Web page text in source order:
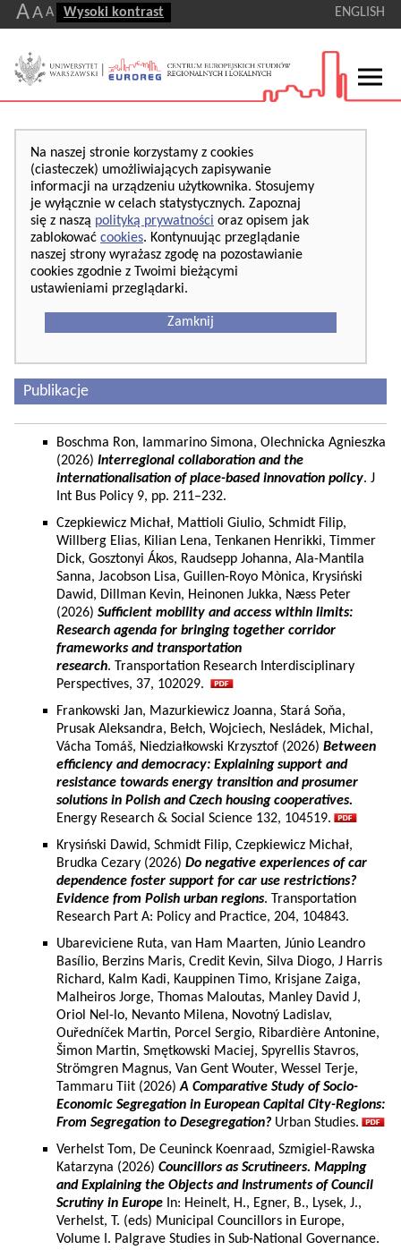
AA A Wysoki kontrast ENGLISH
Na naszej stronie korzystamy z cookies
(ciasteczek) umożliwiających zapisywanie
informacji na urządzeniu użytkownika. Stosujemy
je wyłącznie w celach statystycznych. Zapoznaj
się z naszą polityką prywatności oraz opisem jak
zablokować cookies. Kontynuując przeglądanie
naszej strony wyrażasz zgodę na pozostawianie
cookies zgodnie z Twoimi bieżącymi
ustawieniami przeglądarki.
Zamknij
Publikacje
Boschma Ron, Iammarino Simona, Olechnicka Agnieszka
(2026) Interregional collaboration and the
internationalisation of place-based innovation policy. J
Int Bus Policy 9, pp. 211–232.
Czepkiewicz Michał, Mattioli Giulio, Schmidt Filip,
Willberg Elias, Kilian Lena, Tenkanen Henrikki, Timmer
Dick, Gosztonyi Ákos, Raudsepp Johanna, Ala-Mantila
Sanna, Jacobson Lisa, Guillen-Royo Mònica, Krysiński
Dawid, Dillman Kevin, Heinonen Jukka, Næss Peter
(2026) Sufficient mobility and access within limits:
Research agenda for bringing together corridor
frameworks and transportation
research. Transportation Research Interdisciplinary
Perspectives, 37, 102029.
Frankowski Jan, Mazurkiewicz Joanna, Stará Soňa,
Prusak Aleksandra, Bełch, Wojciech, Nesládek, Michal,
Vácha Tomáš, Niedziałkowski Krzysztof (2026) Between
efficiency and democracy: Explaining support and
resistance towards energy transition and prosumer
solutions in Polish and Czech housing cooperatives.
Energy Research & Social Science 132, 104519.
Krysiński Dawid, Schmidt Filip, Czepkiewicz Michał,
Brudka Cezary (2026) Do negative experiences of car
dependence foster support for car use restrictions?
Evidence from Polish urban regions. Transportation
Research Part A: Policy and Practice, 204, 104843.
Ubareviciene Ruta, van Ham Maarten, Júnio Leandro
Basílio, Berzins Maris, Credit Kevin, Silva Diogo, J Harris
Richard, Kalm Kadi, Kauppinen Timo, Krisjane Zaiga,
Malheiros Jorge, Thomas Maloutas, Manley David J,
Oriol Nel-lo, Nevanto Milena, Novotný Ladislav,
Ouředníček Martin, Porcel Sergio, Ribardière Antonine,
Šimon Martin, Smętkowski Maciej, Spyrellis Stavros,
Strömgren Magnus, Van Gent Wouter, Wessel Terje,
Tammaru Tiit (2026)A Comparative Study of Socio-
Economic Segregation in European Capital City-Regions:
From Segregation to Desegregation? Urban Studies.
Verhelst Tom, De Ceuninck Koenraad, Szmigiel-Rawska
Katarzyna (2026) Councillors as Scrutineers. Mapping
and Explaining the Objects and Instruments of Council
Scrutiny in Europe In: Heinelt, H., Egner, B., Lysek, J.,
Verhelst, T. (eds) Municipal Councillors in Europe,
Volume I. Palgrave Studies in Sub-National Governance.